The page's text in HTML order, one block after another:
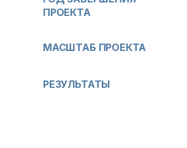
ПРОЕКТА
МАСШТАБ ПРОЕКТА
РЕЗУЛЬТАТЫ